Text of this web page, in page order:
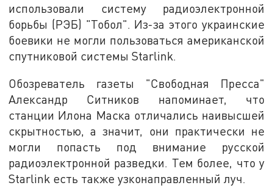
использовали систему радиоэлектронной
борьбы (РЭБ) "Тобол". Из-за этого украинские
боевики не могли пользоваться американской
спутниковой системы Starlink.
Обозреватель газеты "Свободная Пресса"
Александр Ситников напоминает, что
станции Илона Маска отличались наивысшей
скрытностью, а значит, они практически не
могли попасть под внимание русской
радиоэлектронной разведки. Тем более, что у
Starlink есть также узконаправленный луч.